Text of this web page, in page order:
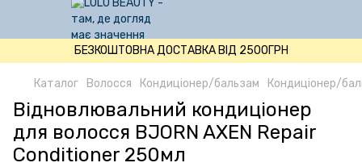
БЕЗКОШТОВНА ДОСТАВКА ВІД 2500ГРН
Каталог Волосся Кондиціонер/бальзам Кондиціонер/
Відновлювальний кондиціонер
для волосся BJORN AXEN Repair
Conditioner 250мл